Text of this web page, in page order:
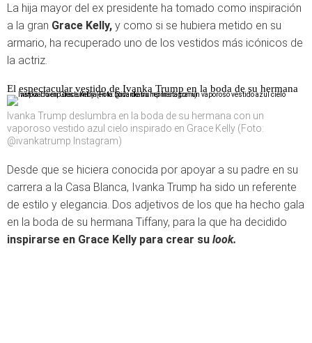
La hija mayor del ex presidente ha tomado como inspiración
a la gran Grace Kelly, y como si se hubiera metido en su
armario, ha recuperado uno de los vestidos más icónicos de
la actriz.
El espectacular vestido de Ivanka Trump en la boda de su hermana
Ivanka Trump deslumbra en la boda de su hermana con un
vaporoso vestido azul cielo inspirado en Grace Kelly (Foto:
@ivankatrump Instagram)
Desde que se hiciera conocida por apoyar a su padre en su
carrera a la Casa Blanca, Ivanka Trump ha sido un referente
de estilo y elegancia. Dos adjetivos de los que ha hecho gala
en la boda de su hermana Tiffany, para la que ha decidido
inspirarse en Grace Kelly para crear su look.